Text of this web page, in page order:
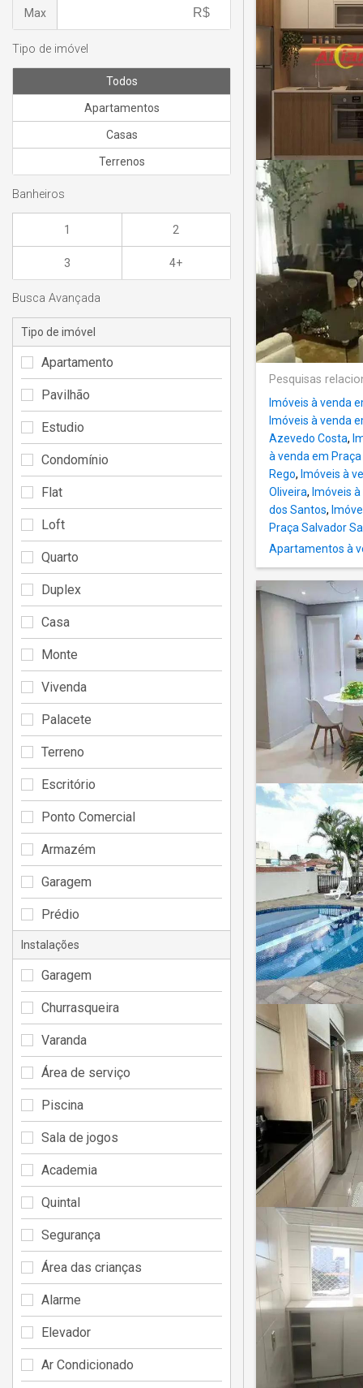
Pesquisas
Imóveis à venda
Imóveis à venda
Azevedo Costa,
à venda em
Rego, Imóveis à
Oliveira, Imóveis
dos Santos,
Praça Salvador
Apartamentos à
Max
Tipo de imóvel
Todos
Apartamentos
Casas
Terrenos
Banheiros
1 2
3 4+
Busca Avançada
Tipo de imóvel
Apartamento
Pavilhão
Estudio
Condomínio
Flat
Loft
Quarto
Duplex
Casa
Monte
Vivenda
Palacete
Terreno
Escritório
Ponto Comercial
Armazém
Garagem
Prédio
Instalações
Garagem
Churrasqueira
Varanda
Área de serviço
Piscina
Sala de jogos
Academia
Quintal
Segurança
Área das crianças
Alarme
Elevador
Ar Condicionado